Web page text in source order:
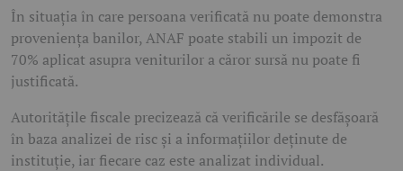
În situația în care persoana verificată nu poate demonstra
proveniența banilor, ANAF poate stabili un impozit de
70% aplicat asupra veniturilor a căror sursă nu poate fi
justificată.
Autoritățile fiscale precizează că verificările se desfășoară
în baza analizei de risc și a informațiilor deținute de
instituție, iar fiecare caz este analizat individual.